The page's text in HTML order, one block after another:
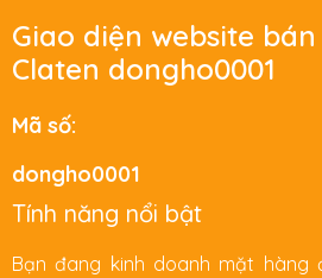
Giao diện website
Claten dongho0001
Mã số:
dongho0001
Tính năng nổi bật
Bạn đang kinh doanh mặt hàng